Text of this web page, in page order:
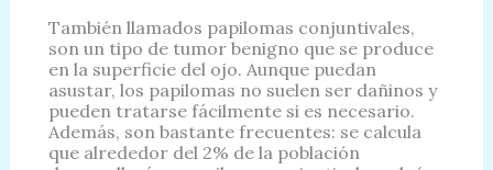
También llamados papilomas conjuntivales,
son un tipo de tumor benigno que se produce
en la superficie del ojo. Aunque puedan
asustar, los papilomas no suelen ser dañinos y
pueden tratarse fácilmente si es necesario.
Además, son bastante frecuentes: se calcula
que alrededor del 2% de la población